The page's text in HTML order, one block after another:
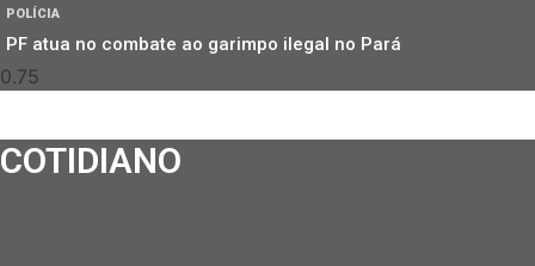
POLÍCIA
PF atua no combate ao garimpo ilegal no Pará
COTIDIANO